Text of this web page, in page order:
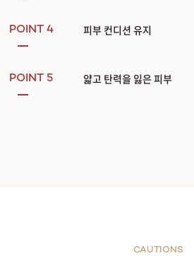
POINT 4 피부 컨디션 유지
POINT 5 얇고 탄력을 잃은 피부
CAUTIONS